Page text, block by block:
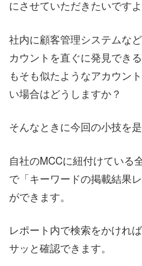
にさせていただきたいですよ
社内に顧客管理システムな
カウントを直ぐに発見でき
もそも似たようなアカウン
い場合はどうしますか？
そんなときに今回の小技を
自社のMCCに紐付けている
で「キーワードの掲載結果
ができます。
レポート内で検索をかけれ
サッと確認できます。